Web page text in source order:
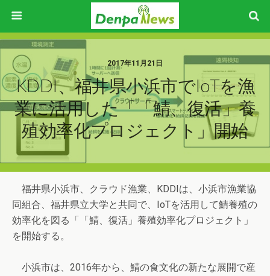
2017年11月21日
KDDI、福井県小浜市でIoTを漁
業に活用した「「鯖、復活」養
殖効率化プロジェクト」開始
福井県小浜市、クラウド漁業、KDDIは、小浜市漁業協
同組合、福井県立大学と共同で、IoTを活用して鯖養殖の
効率化を図る「「鯖、復活」養殖効率化プロジェクト」
を開始する。
小浜市は、2016年から、鯖の食文化の新たな展開で産